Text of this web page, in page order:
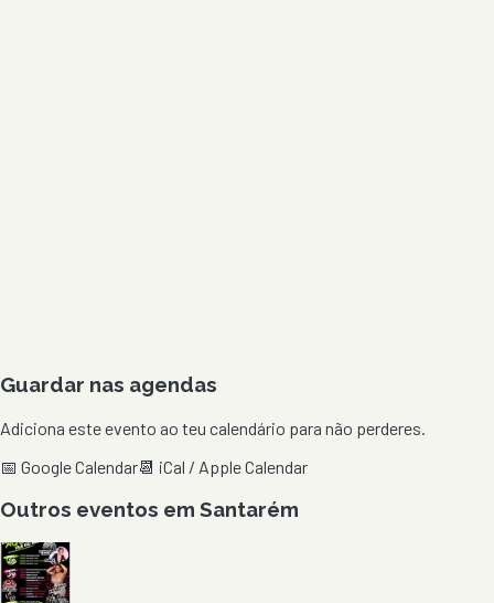
Guardar nas agendas
Adiciona este evento ao teu calendário para não perderes.
📅 Google Calendar📆 iCal / Apple Calendar
Outros eventos em Santarém